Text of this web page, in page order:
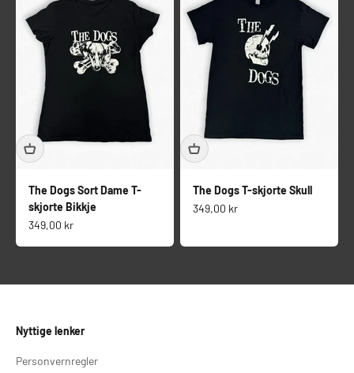
The Dogs Sort Dame T-
skjorte Bikkje
Salgspris
349,00 kr
The Dogs T-skjorte Skull
Salgspris
349,00 kr
Nyttige lenker
Personvernregler